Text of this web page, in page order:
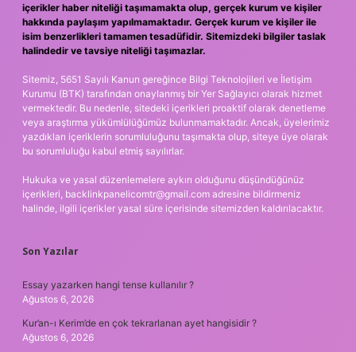
içerikler haber niteliği taşımamakta olup, gerçek kurum ve kişiler
hakkında paylaşım yapılmamaktadır. Gerçek kurum ve kişiler ile
isim benzerlikleri tamamen tesadüfidir. Sitemizdeki bilgiler taslak
halindedir ve tavsiye niteliği taşımazlar.
Sitemiz, 5651 Sayılı Kanun gereğince Bilgi Teknolojileri ve İletişim
Kurumu (BTK) tarafından onaylanmış bir Yer Sağlayıcı olarak hizmet
vermektedir. Bu nedenle, sitedeki içerikleri proaktif olarak denetleme
veya araştırma yükümlülüğümüz bulunmamaktadır. Ancak, üyelerimiz
yazdıkları içeriklerin sorumluluğunu taşımakta olup, siteye üye olarak
bu sorumluluğu kabul etmiş sayılırlar.
Hukuka ve yasal düzenlemelere aykırı olduğunu düşündüğünüz
içerikleri, backlinkpanelicomtr@gmail.com adresine bildirmeniz
halinde, ilgili içerikler yasal süre içerisinde sitemizden kaldırılacaktır.
Son Yazılar
Essay yazarken hangi tense kullanılır ?
Ağustos 6, 2026
Kur’an-ı Kerim’de en çok tekrarlanan ayet hangisidir ?
Ağustos 6, 2026